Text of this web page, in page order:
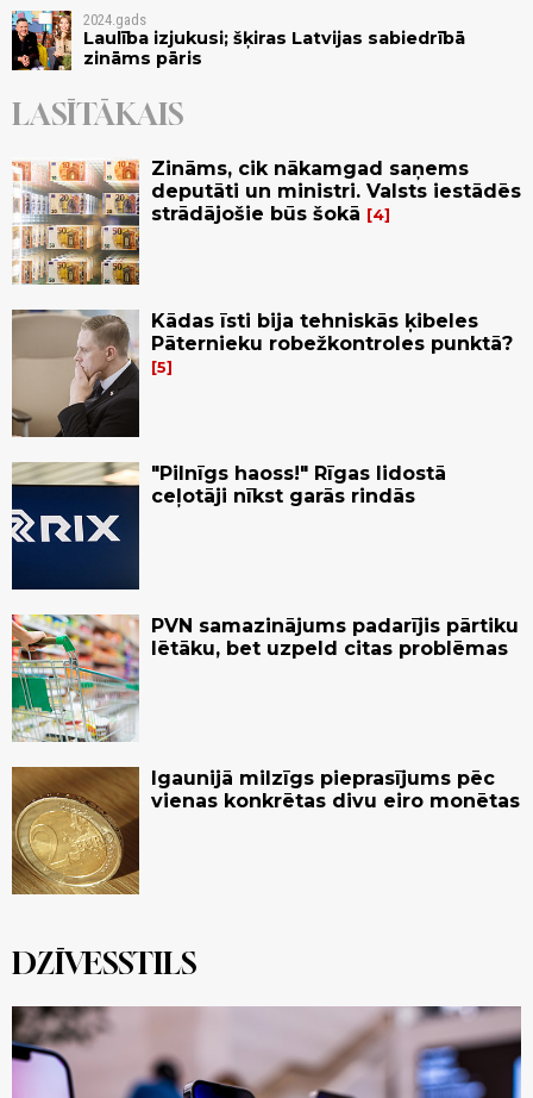
2024.gads
Laulība izjukusi; šķiras Latvijas sabiedrībā
zināms pāris
LASĪTĀKAIS
Zināms, cik nākamgad saņems
deputāti un ministri. Valsts iestādēs
strādājošie būs šokā
4
Kādas īsti bija tehniskās ķibeles
Pāternieku robežkontroles punktā?
5
"Pilnīgs haoss!" Rīgas lidostā
ceļotāji nīkst garās rindās
PVN samazinājums padarījis pārtiku
lētāku, bet uzpeld citas problēmas
Igaunijā milzīgs pieprasījums pēc
vienas konkrētas divu eiro monētas
DZĪVESSTILS